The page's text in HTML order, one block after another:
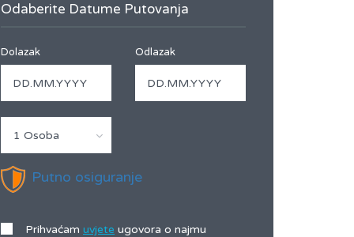
Odaberite Datume Putovanja
Dolazak Odlazak
1 Osoba
Putno osiguranje
Prihvaćam uvjete ugovora o najmu